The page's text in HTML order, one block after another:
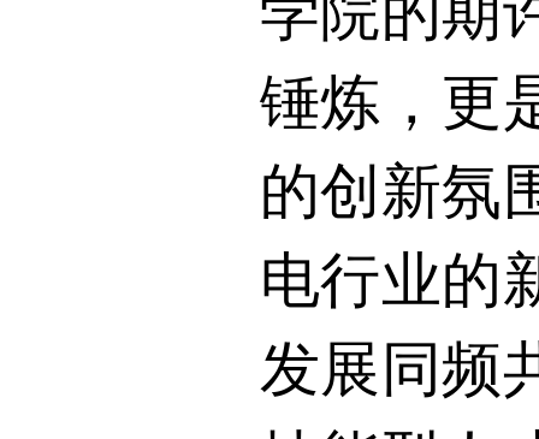
学院的期
锤炼，更
的创新氛
电行业的
发展同频